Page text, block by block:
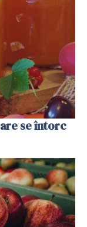
se întorc